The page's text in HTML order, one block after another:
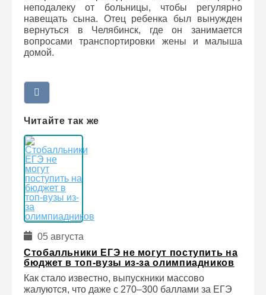
неподалеку от больницы, чтобы регулярно
навещать сына. Отец ребенка был вынужден
вернуться в Челябинск, где он занимается
вопросами транспортировки жены и малыша
домой.
Читайте так же
05 августа
Стобалльники ЕГЭ не могут поступить на
бюджет в топ-вузы из-за олимпиадников
Как стало известно, выпускники массово
жалуются, что даже с 270–300 баллами за ЕГЭ